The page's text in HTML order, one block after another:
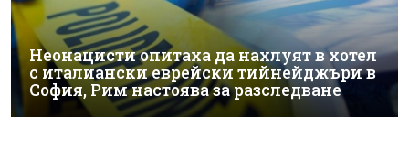
Неонацисти опитаха да нахлуят в хотел
с италиански еврейски тийнейджъри в
София, Рим настоява за разследване